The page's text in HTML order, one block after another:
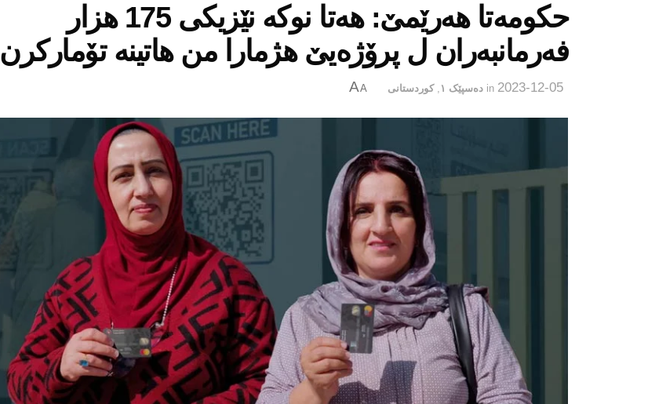
حكومه‌تا هه‌رێمێ: هه‌تا نوكه‌ نێزیكى 175 هزار
فه‌رمانبه‌ران ل پرۆژه‌یێ هژمارا من هاتینه‌ تۆماركرن
2023-12-05
in دەسپێک ١ ,كوردستانى A
A